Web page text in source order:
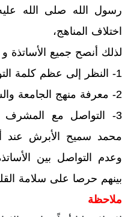
رسول الله صلى الله
اختلاف المناهج،
لذلك أنصح جميع الأساتذة و
1- النظر إلى عظم كلمة التوحيد التي تجمعنا
2- معرفة منهج الجامعة والسؤال عنه .
3- التواصل مع المشرف
محمد سميح الأبرش عند
وعدم التواصل بين
بينهم حرصا على سلامة
ملاحظة